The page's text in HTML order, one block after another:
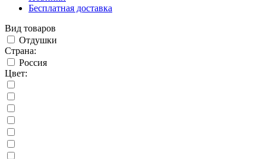
Бесплатная доставка
Вид товаров
Отдушки
Страна:
Россия
Цвет: